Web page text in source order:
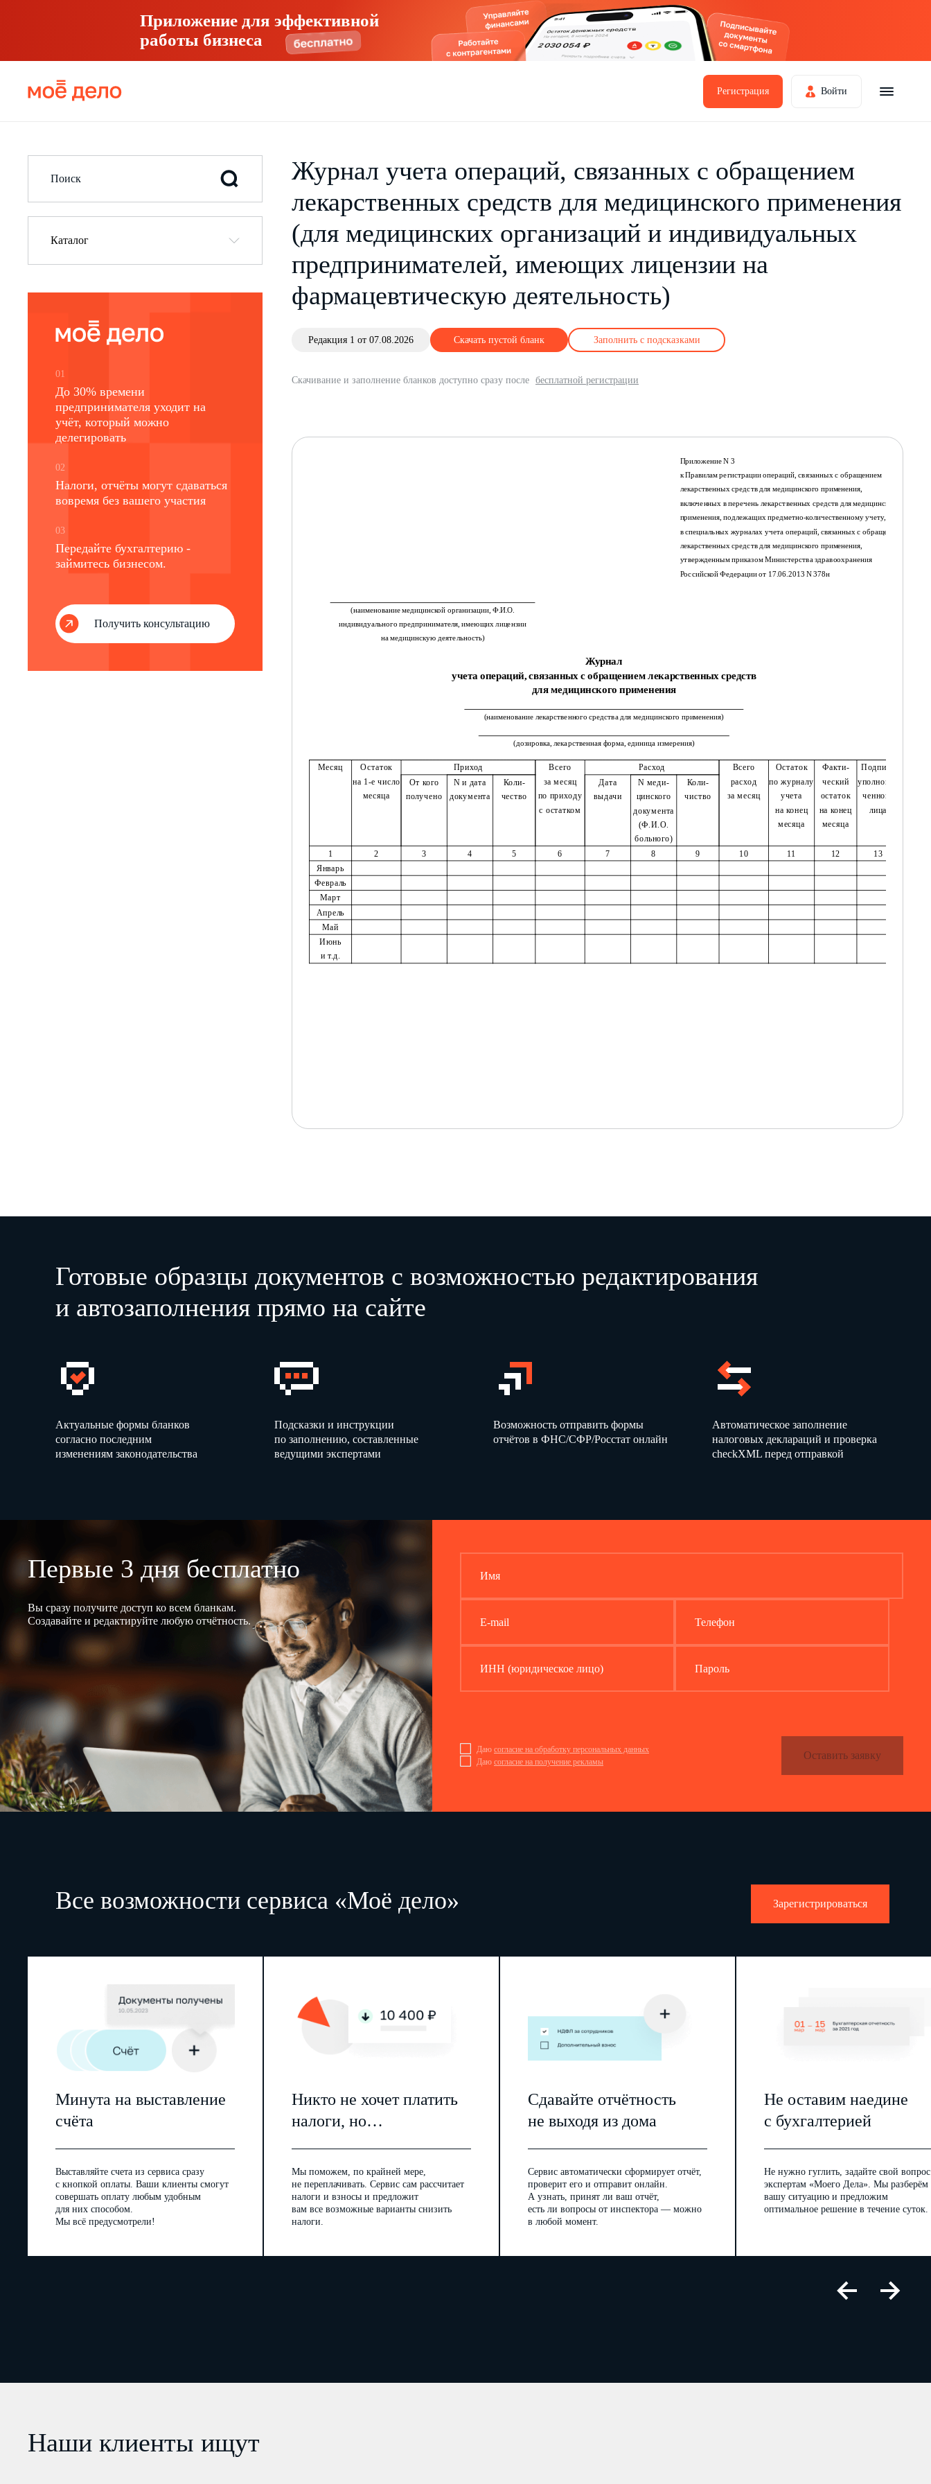
Приложение для эффективной
работы бизнеса
Регистрация Войти
Каталог
01
До 30% времени
предпринимателя уходит на
учёт, который можно
делегировать
02
Налоги, отчёты могут сдаваться
вовремя без вашего участия
03
Передайте бухгалтерию -
займитесь бизнесом.
Получить консультацию
Журнал учета операций, связанных с обращением
лекарственных средств для медицинского применения
(для медицинских организаций и индивидуальных
предпринимателей, имеющих лицензии на
фармацевтическую деятельность)
Редакция 1 от 07.08.2026 Скачать пустой бланк Заполнить с подсказками
Скачивание и заполнение бланков доступно сразу после бесплатной регистрации
Приложение N 3
к Правилам регистрации операций, связанных с обращением
лекарственных средств для медицинского применения,
включенных в перечень лекарственных средств для медицинского
применения, подлежащих предметно-количественному учету,
в специальных журналах учета операций, связанных с обращением
лекарственных средств для медицинского применения,
утвержденным приказом Министерства здравоохранения
Российской Федерации от 17.06.2013 N 378н
(наименование медицинской организации, Ф.И.О.
индивидуального предпринимателя, имеющих лицензии
на медицинскую деятельность)
Журнал
учета операций, связанных с обращением лекарственных средств
для медицинского применения
(наименование лекарственного средства для медицинского применения)
(дозировка, лекарственная форма, единица измерения)
Месяц
Остаток
на 1-е число
месяца
Приход
Всего
за месяц
по приходу
с остатком
Расход
Всего
расход
за месяц
Остаток
по журналу
учета
на конец
месяца
Факти-
ческий
остаток
на конец
месяца
Подпись
уполномо-
ченного
лица
От кого
получено
N и дата
документа
Коли-
чество
Дата
выдачи
N меди-
цинского
документа
(Ф.И.О.
больного)
Коли-
чиство
1 2 3 4 5 6 7 8 9 10 11 12
13
Январь
Февраль
Март
Апрель
Май
Июнь
и т.д.
Готовые образцы документов с возможностью редактирования
и автозаполнения прямо на сайте
Актуальные формы бланков
согласно последним
изменениям законодательства
Подсказки и инструкции
по заполнению, составленные
ведущими экспертами
Возможность отправить формы
отчётов в ФНС/СФР/Росстат онлайн
Автоматическое заполнение
налоговых деклараций и проверка
checkXML перед отправкой
Первые 3 дня бесплатно
Вы сразу получите доступ ко всем бланкам.
Создавайте и редактируйте любую отчётность.
Имя
E-mail Телефон
ИНН (юридическое лицо) Пароль
Даю согласие на обработку персональных данных
Даю согласие на получение рекламы
Оставить заявку
Все возможности сервиса «Моё дело» Зарегистрироваться
Минута на выставление
счёта
Выставляйте счета из сервиса сразу
с кнопкой оплаты. Ваши клиенты смогут
совершать оплату любым удобным
для них способом.
Мы всё предусмотрели!
Никто не хочет платить
налоги, но…
Мы поможем, по крайней мере,
не переплачивать. Сервис сам рассчитает
налоги и взносы и предложит
вам все возможные варианты снизить
налоги.
Сдавайте отчётность
не выходя из дома
Сервис автоматически сформирует отчёт,
проверит его и отправит онлайн.
А узнать, принят ли ваш отчёт,
есть ли вопросы от инспектора — можно
в любой момент.
Не оставим наедине
с бухгалтерией
Не нужно гуглить, задайте свой вопрос
экспертам «Моего Дела». Мы разберём
вашу ситуацию и предложим
оптимальное решение в течение суток.
Наши клиенты ищут